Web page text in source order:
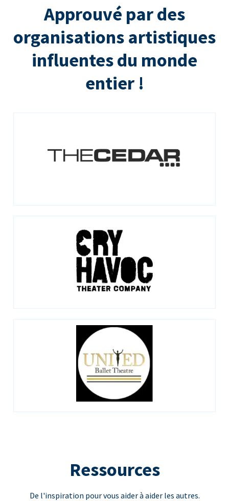
Approuvé par des
organisations artistiques
influentes du monde
entier !
Ressources
De l'inspiration pour vous aider à aider les autres.